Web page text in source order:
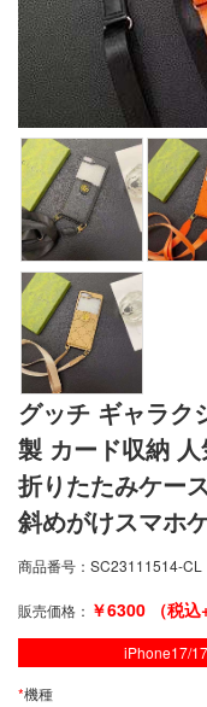
グッチ ギャラク
製 カード収納
折りたたみケー
斜めがけスマホ
商品番号： SC23111514-CL
販売価格： ￥6300 （税
iPhone17/
*機種